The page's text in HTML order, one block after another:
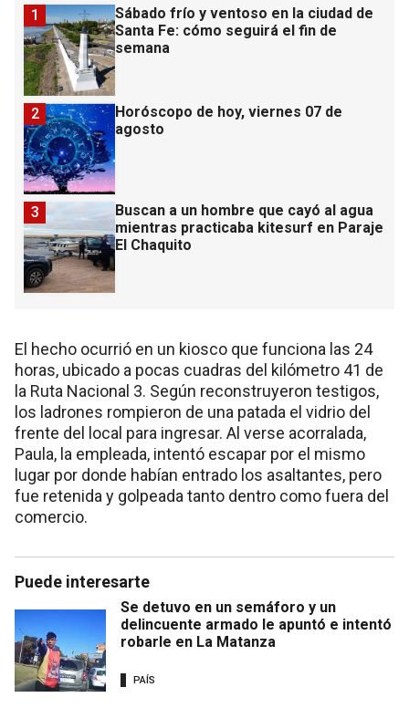
Sábado frío y ventoso en la ciudad de
Santa Fe: cómo seguirá el fin de
semana
1
Horóscopo de hoy, viernes 07 de
agosto
2
Buscan a un hombre que cayó al agua
mientras practicaba kitesurf en Paraje
El Chaquito
3
El hecho ocurrió en un kiosco que funciona las 24
horas, ubicado a pocas cuadras del kilómetro 41 de
la Ruta Nacional 3. Según reconstruyeron testigos,
los ladrones rompieron de una patada el vidrio del
frente del local para ingresar. Al verse acorralada,
Paula, la empleada, intentó escapar por el mismo
lugar por donde habían entrado los asaltantes, pero
fue retenida y golpeada tanto dentro como fuera del
comercio.
Puede interesarte
Se detuvo en un semáforo y un
delincuente armado le apuntó e intentó
robarle en La Matanza
PAÍS